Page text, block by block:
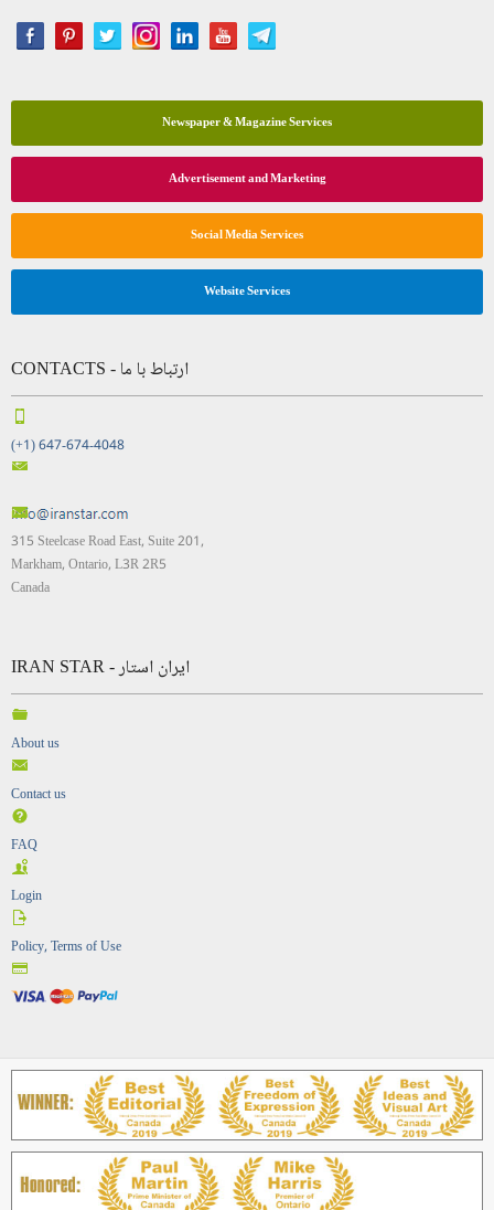
Newspaper & Magazine Services
Advertisement and Marketing
Social Media Services
Website Services
CONTACTS - ارتباط با ما
(+1) 647-674-4048
315 Steelcase Road East, Suite 201,
Markham, Ontario, L3R 2R5
Canada
IRAN STAR - ایران استار
About us
Contact us
FAQ
Login
Policy, Terms of Use